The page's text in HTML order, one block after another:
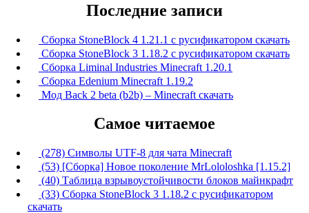
Последние записи
Сборка StoneBlock 4 1.21.1 с русификатором скачать
Сборка StoneBlock 3 1.18.2 с русификатором скачать
Сборка Liminal Industries Minecraft 1.20.1
Сборка Edenium Minecraft 1.19.2
Мод Back 2 beta (b2b) – Minecraft скачать
Самое читаемое
(278) Символы UTF-8 для чата Minecraft
(53) [Сборка] Новое поколение MrLololoshka [1.15.2]
(40) Таблица взрывоустойчивости блоков майнкрафт
(33) Сборка StoneBlock 3 1.18.2 с русификатором
скачать